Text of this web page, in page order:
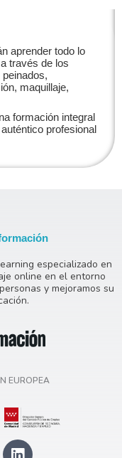
aprender todo lo
través de los
maquillaje,
formación integral
profesional
especializado en
online en el entorno
y mejoramos su
EUROPEA
L